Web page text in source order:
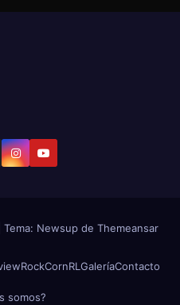
Tema: Newsup de Themeansar
RockCornRL GaleríaContacto
somos?